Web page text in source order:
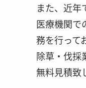
また、近年
医療機関で
務を行って
除草・伐採
無料見積致